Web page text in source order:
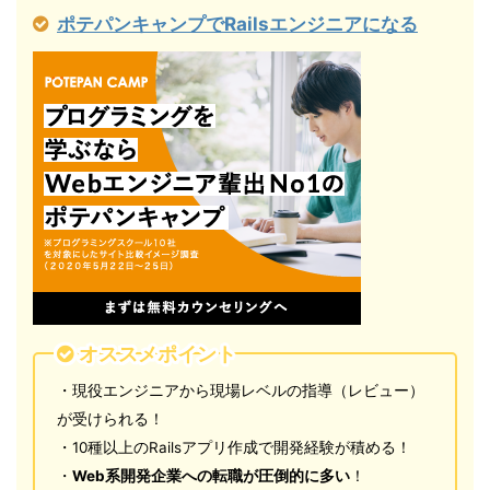
ポテパンキャンプでRailsエンジニアになる
オススメポイント
・現役エンジニアから現場レベルの指導（レビュー）
が受けられる！
・10種以上のRailsアプリ作成で開発経験が積める！
・ Web系開発企業への転職が圧倒的に多い ！